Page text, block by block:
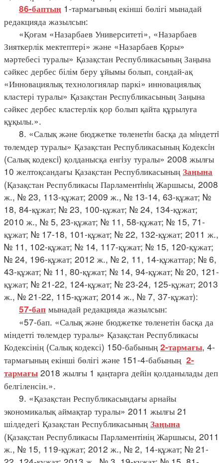
86-баптың 1-тармағының екінші бөлігі мынадай
редакцияда жазылсын:
«Қоғам «Назарбаев Университеті», «Назарбаев
Зияткерлік мектептері» және «Назарбаев Қоры»
мәртебесі туралы» Қазақстан Республикасының Заңына
сәйкес дербес білім беру ұйымы болып, сондай-ақ
«Инновациялық технологиялар паркі» инновациялық
кластері туралы» Қазақстан Республикасының Заңына
сәйкес дербес кластерлік қор болып қайта құрылуға
құқылы.».
8. «Салық және бюджетке төленетiн басқа да мiндеттi
төлемдер туралы» Қазақстан Республикасының Кодексiн
(Салық кодексi) қолданысқа енгiзу туралы» 2008 жылғы
10 желтоқсандағы Қазақстан Республикасының Заңына
(Қазақстан Республикасы Парламентiнiң Жаршысы, 2008
ж., № 23, 113-құжат; 2009 ж., № 13-14, 63-құжат; №
18, 84-құжат; № 23, 100-құжат; № 24, 134-құжат;
2010 ж., № 5, 23-құжат; № 11, 58-құжат; № 15, 71-
құжат; № 17-18, 101-құжат; № 22, 132-құжат; 2011 ж.,
№ 11, 102-құжат; № 14, 117-құжат; № 15, 120-құжат;
№ 24, 196-құжат; 2012 ж., № 2, 11, 14-құжаттар; № 6,
43-құжат; № 11, 80-құжат; № 14, 94-құжат; № 20, 121-
құжат; № 21-22, 124-құжат; № 23-24, 125-құжат; 2013
ж., № 21-22, 115-құжат; 2014 ж., № 7, 37-құжат):
57-бап мынадай редакцияда жазылсын:
«57-бап. «Салық және бюджетке төленетін басқа да
міндетті төлемдер туралы» Қазақстан Республикасы
Кодексінің (Салық кодексі) 150-бабының 2-тармағы, 4-
тармағының екінші бөлігі және 151-4-бабының 2-
тармағы 2018 жылғы 1 қаңтарға дейін қолданылады деп
белгіленсін.».
9. «Қазақстан Республикасындағы арнайы
экономикалық аймақтар туралы» 2011 жылғы 21
шілдедегі Қазақстан Республикасының Заңына
(Қазақстан Республикасы Парламентінің Жаршысы, 2011
ж., № 15, 119-құжат; 2012 ж., № 2, 14-құжат; № 21-